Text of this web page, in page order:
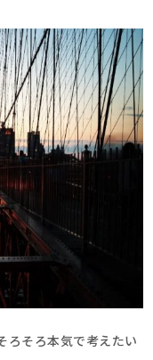
ろそろ本気で考えたい